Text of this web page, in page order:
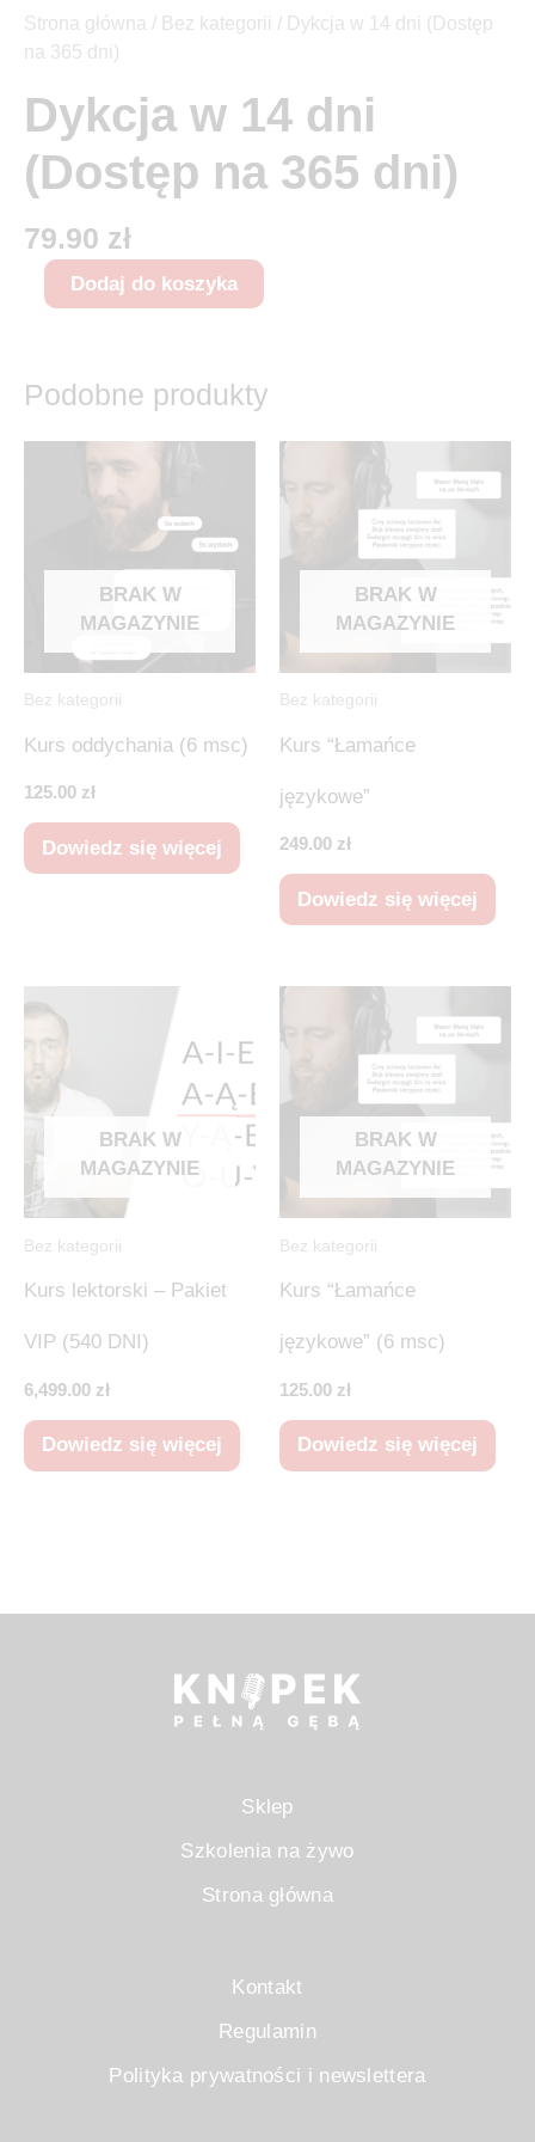
Strona główna / Bez kategorii / Dykcja w 14 dni (Dostęp
na 365 dni)
Dykcja w 14 dni
(Dostęp na 365 dni)
79.90 zł
Dodaj do koszyka
Podobne produkty
BRAK W
MAGAZYNIE
Bez kategorii
Kurs oddychania (6 msc)
125.00 zł
Dowiedz się więcej
BRAK W
MAGAZYNIE
Bez kategorii
Kurs “Łamańce
językowe”
249.00 zł
Dowiedz się więcej
BRAK W
MAGAZYNIE
Bez kategorii
Kurs lektorski – Pakiet
VIP (540 DNI)
6,499.00 zł
Dowiedz się więcej
BRAK W
MAGAZYNIE
Bez kategorii
Kurs “Łamańce
językowe” (6 msc)
125.00 zł
Dowiedz się więcej
Sklep
Szkolenia na żywo
Strona główna
Kontakt
Regulamin
Polityka prywatności i newslettera